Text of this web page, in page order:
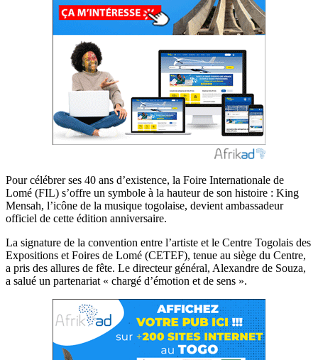
Pour célébrer ses 40 ans d’existence, la Foire Internationale de
Lomé (FIL) s’offre un symbole à la hauteur de son histoire : King
Mensah, l’icône de la musique togolaise, devient ambassadeur
officiel de cette édition anniversaire.
La signature de la convention entre l’artiste et le Centre Togolais des
Expositions et Foires de Lomé (CETEF), tenue au siège du Centre,
a pris des allures de fête. Le directeur général, Alexandre de Souza,
a salué un partenariat « chargé d’émotion et de sens ».